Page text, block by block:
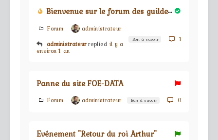
Bienvenue sur le forum des guildes du jeu Forge Of Empires
Forum
administrateur
administrateur replied il y a
environ 1 an
Bon à savoir 1
Panne du site FOE-DATA
Forum administrateur Bon à savoir 0
Evénement "Retour du roi Arthur"